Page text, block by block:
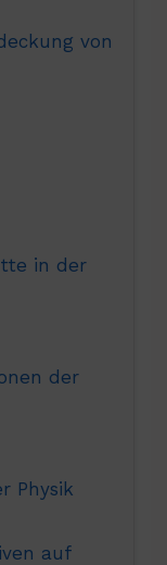
von
in der
der
Physik
auf